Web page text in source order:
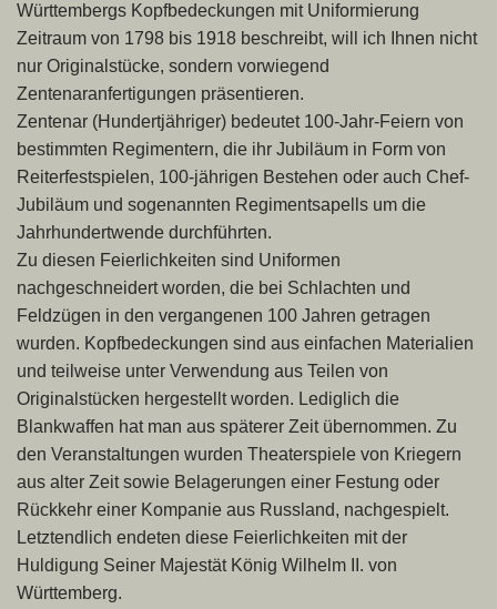
Württembergs Kopfbedeckungen mit Uniformierung
Zeitraum von 1798 bis 1918 beschreibt, will ich Ihnen nicht
nur Originalstücke, sondern vorwiegend
Zentenaranfertigungen präsentieren.
Zentenar (Hundertjähriger) bedeutet 100-Jahr-Feiern von
bestimmten Regimentern, die ihr Jubiläum in Form von
Reiterfestspielen, 100-jährigen Bestehen oder auch Chef-
Jubiläum und sogenannten Regimentsapells um die
Jahrhundertwende durchführten.
Zu diesen Feierlichkeiten sind Uniformen
nachgeschneidert worden, die bei Schlachten und
Feldzügen in den vergangenen 100 Jahren getragen
wurden. Kopfbedeckungen sind aus einfachen Materialien
und teilweise unter Verwendung aus Teilen von
Originalstücken hergestellt worden. Lediglich die
Blankwaffen hat man aus späterer Zeit übernommen. Zu
den Veranstaltungen wurden Theaterspiele von Kriegern
aus alter Zeit sowie Belagerungen einer Festung oder
Rückkehr einer Kompanie aus Russland, nachgespielt.
Letztendlich endeten diese Feierlichkeiten mit der
Huldigung Seiner Majestät König Wilhelm II. von
Württemberg.